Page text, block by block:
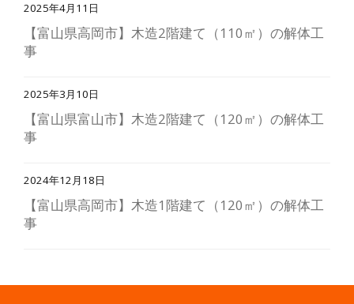
【富山県高岡市】木造2階建て（110㎡）の解体工
事
2025年4月11日
【富山県富山市】木造2階建て（120㎡）の解体工
事
2025年3月10日
【富山県高岡市】木造1階建て（120㎡）の解体工
事
2024年12月18日